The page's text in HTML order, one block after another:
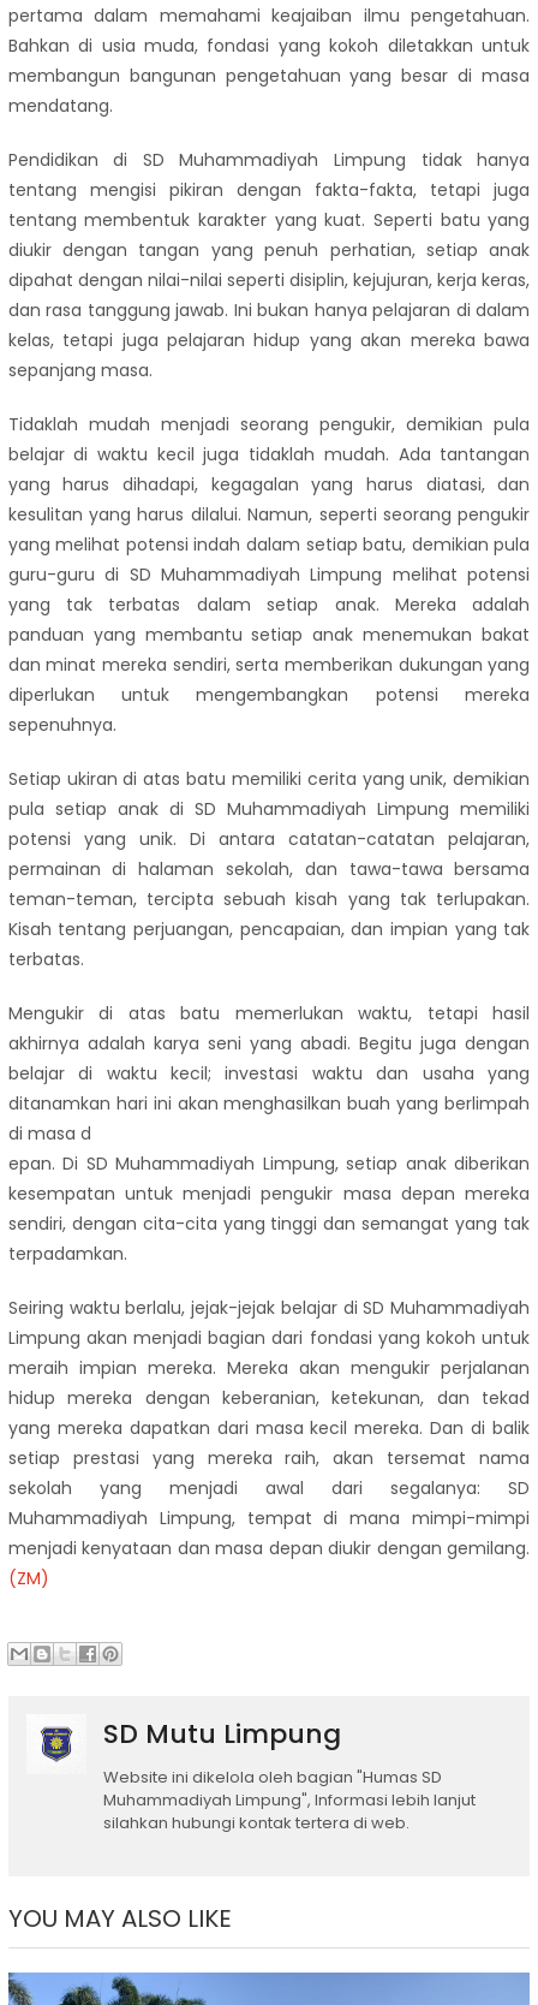
pertama dalam memahami keajaiban ilmu pengetahuan.
Bahkan di usia muda, fondasi yang kokoh diletakkan untuk
membangun bangunan pengetahuan yang besar di masa
mendatang.
Pendidikan di SD Muhammadiyah Limpung tidak hanya
tentang mengisi pikiran dengan fakta-fakta, tetapi juga
tentang membentuk karakter yang kuat. Seperti batu yang
diukir dengan tangan yang penuh perhatian, setiap anak
dipahat dengan nilai-nilai seperti disiplin, kejujuran, kerja keras,
dan rasa tanggung jawab. Ini bukan hanya pelajaran di dalam
kelas, tetapi juga pelajaran hidup yang akan mereka bawa
sepanjang masa.
Tidaklah mudah menjadi seorang pengukir, demikian pula
belajar di waktu kecil juga tidaklah mudah. Ada tantangan
yang harus dihadapi, kegagalan yang harus diatasi, dan
kesulitan yang harus dilalui. Namun, seperti seorang pengukir
yang melihat potensi indah dalam setiap batu, demikian pula
guru-guru di SD Muhammadiyah Limpung melihat potensi
yang tak terbatas dalam setiap anak. Mereka adalah
panduan yang membantu setiap anak menemukan bakat
dan minat mereka sendiri, serta memberikan dukungan yang
diperlukan untuk mengembangkan potensi mereka
sepenuhnya.
Setiap ukiran di atas batu memiliki cerita yang unik, demikian
pula setiap anak di SD Muhammadiyah Limpung memiliki
potensi yang unik. Di antara catatan-catatan pelajaran,
permainan di halaman sekolah, dan tawa-tawa bersama
teman-teman, tercipta sebuah kisah yang tak terlupakan.
Kisah tentang perjuangan, pencapaian, dan impian yang tak
terbatas.
Mengukir di atas batu memerlukan waktu, tetapi hasil
akhirnya adalah karya seni yang abadi. Begitu juga dengan
belajar di waktu kecil; investasi waktu dan usaha yang
ditanamkan hari ini akan menghasilkan buah yang berlimpah
di masa d
epan. Di SD Muhammadiyah Limpung, setiap anak diberikan
kesempatan untuk menjadi pengukir masa depan mereka
sendiri, dengan cita-cita yang tinggi dan semangat yang tak
terpadamkan.
Seiring waktu berlalu, jejak-jejak belajar di SD Muhammadiyah
Limpung akan menjadi bagian dari fondasi yang kokoh untuk
meraih impian mereka. Mereka akan mengukir perjalanan
hidup mereka dengan keberanian, ketekunan, dan tekad
yang mereka dapatkan dari masa kecil mereka. Dan di balik
setiap prestasi yang mereka raih, akan tersemat nama
sekolah yang menjadi awal dari segalanya: SD
Muhammadiyah Limpung, tempat di mana mimpi-mimpi
menjadi kenyataan dan masa depan diukir dengan gemilang.
(ZM)
SD Mutu Limpung
Website ini dikelola oleh bagian "Humas SD
Muhammadiyah Limpung", Informasi lebih lanjut
silahkan hubungi kontak tertera di web.
YOU MAY ALSO LIKE